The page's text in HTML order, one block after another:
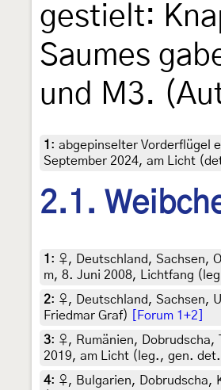
gestielt:
Saumes
und M3.
1 : abgepinselter Vorderflügel
September 2024, am Licht
2.1.
1 : ♀, Deutschland, Sachsen,
m, 8. Juni 2008, Lichtfang
2: ♀, Deutschland, Sachsen,
Friedmar Graf)
[Forum 1+2]
3: ♀, Rumänien, Dobrudscha,
2019, am Licht (leg., gen.
4: ♀, Bulgarien, Dobrudscha,